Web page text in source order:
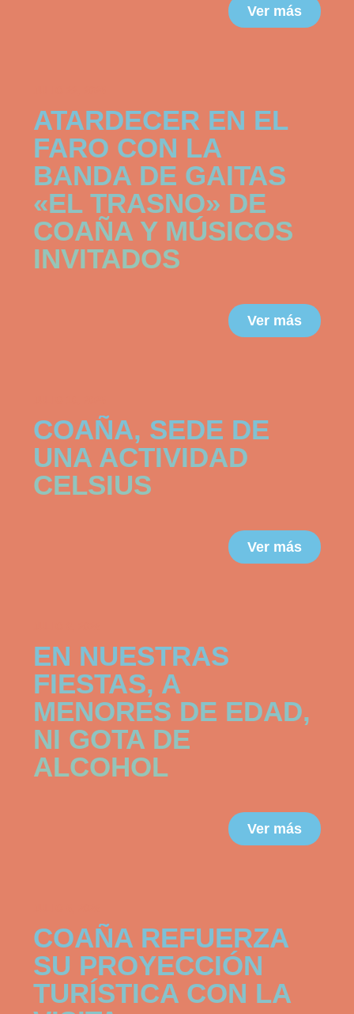
Ver más
ATARDECER EN EL
FARO CON LA
BANDA DE GAITAS
«EL TRASNO» DE
COAÑA Y MÚSICOS
INVITADOS
Ver más
COAÑA, SEDE DE
UNA ACTIVIDAD
CELSIUS
Ver más
EN NUESTRAS
FIESTAS, A
MENORES DE EDAD,
NI GOTA DE
ALCOHOL
Ver más
COAÑA REFUERZA
SU PROYECCIÓN
TURÍSTICA CON LA